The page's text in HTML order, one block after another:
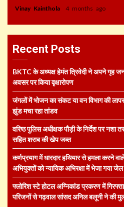
Vinay Kainthola 4 months ago
Recent Posts
BKTC के अध्यक्ष हेमंत त्रिवेदी ने अपने गृह
अवसर पर किया वृक्षारोपण
जंगलों में भोजन का संकट या वन विभाग की
झुंड मचा रहा तांडव
वरिष्ठ पुलिस अधीक्षक पौड़ी के निर्देश पर नशा
सहित शराब की खेप जब्त
कर्णप्रयाग में धारदार हथियार से हमला करने
अभियुक्तों को न्यायिक अभिरक्षा में भेजा गया जेल
फ्लोरिश स्टे होटल अग्निकांड प्रकरण में
परिजनों से गढ़वाल सांसद अनिल बलूनी ने की